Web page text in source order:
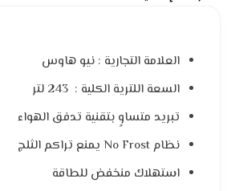
العلامة التجارية : نيو هاوس
السعة اللترية الكلية : 243 لتر
تبريد متساوٍ بتقنية تدفق الهواء
نظام No Frost يمنع تراكم الثلج
استهلاك منخفض للطاقة